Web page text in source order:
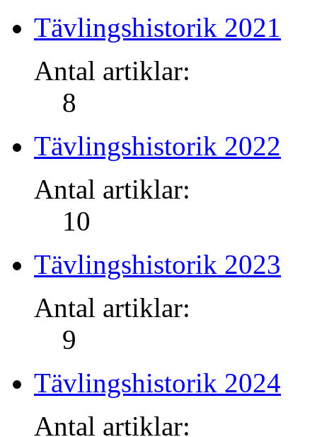
Tävlingshistorik 2021
Antal artiklar:
8
Tävlingshistorik 2022
Antal artiklar:
10
Tävlingshistorik 2023
Antal artiklar:
9
Tävlingshistorik 2024
Antal artiklar: